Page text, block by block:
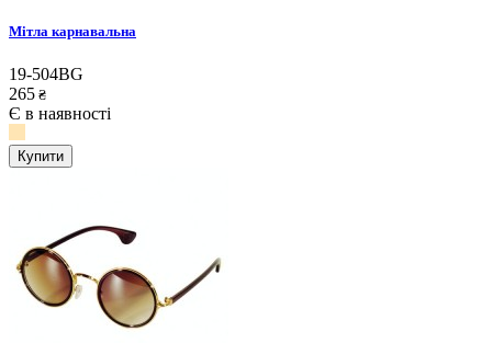
Мітла карнавальна
19-504BG
265 ₴
Є в наявності
Купити